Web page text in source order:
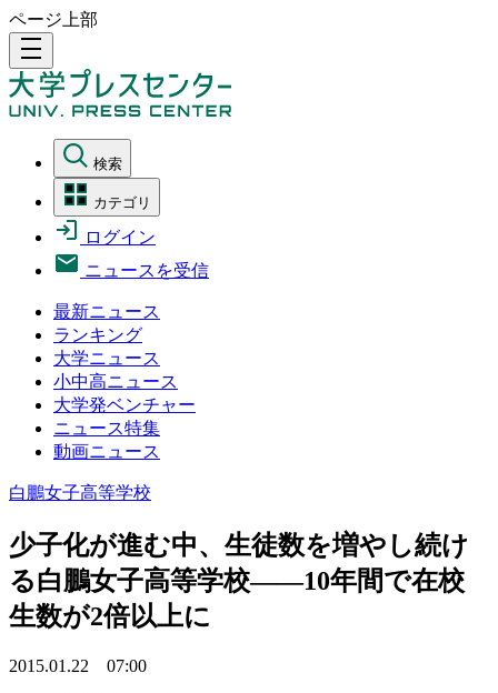
ページ上部
density_medium
検索
カテゴリ
ログイン
ニュースを受信
最新ニュース
ランキング
大学ニュース
小中高ニュース
大学発ベンチャー
ニュース特集
動画ニュース
白鵬女子高等学校
少子化が進む中、生徒数を増やし続け
る白鵬女子高等学校――10年間で在校
生数が2倍以上に
2015.01.22 07:00